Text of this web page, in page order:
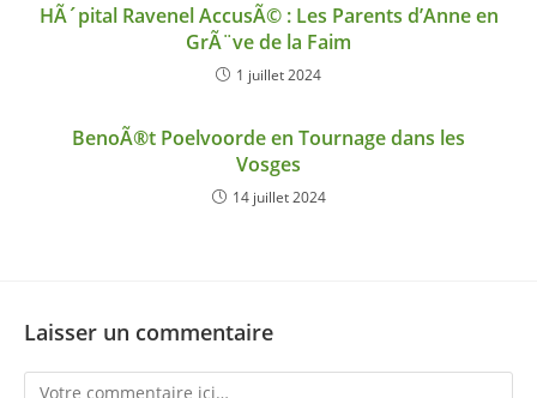
HÃ´pital Ravenel AccusÃ© : Les Parents d’Anne en
GrÃ¨ve de la Faim
1 juillet 2024
BenoÃ®t Poelvoorde en Tournage dans les
Vosges
14 juillet 2024
Laisser un commentaire